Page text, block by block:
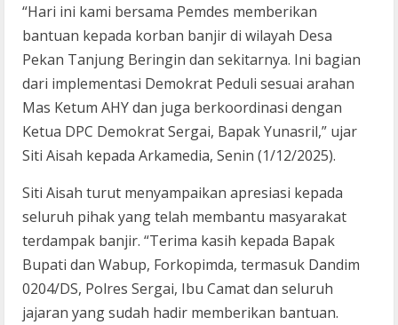
“Hari ini kami bersama Pemdes memberikan
bantuan kepada korban banjir di wilayah Desa
Pekan Tanjung Beringin dan sekitarnya. Ini bagian
dari implementasi Demokrat Peduli sesuai arahan
Mas Ketum AHY dan juga berkoordinasi dengan
Ketua DPC Demokrat Sergai, Bapak Yunasril,” ujar
Siti Aisah kepada Arkamedia, Senin (1/12/2025).
Siti Aisah turut menyampaikan apresiasi kepada
seluruh pihak yang telah membantu masyarakat
terdampak banjir. “Terima kasih kepada Bapak
Bupati dan Wabup, Forkopimda, termasuk Dandim
0204/DS, Polres Sergai, Ibu Camat dan seluruh
jajaran yang sudah hadir memberikan bantuan.